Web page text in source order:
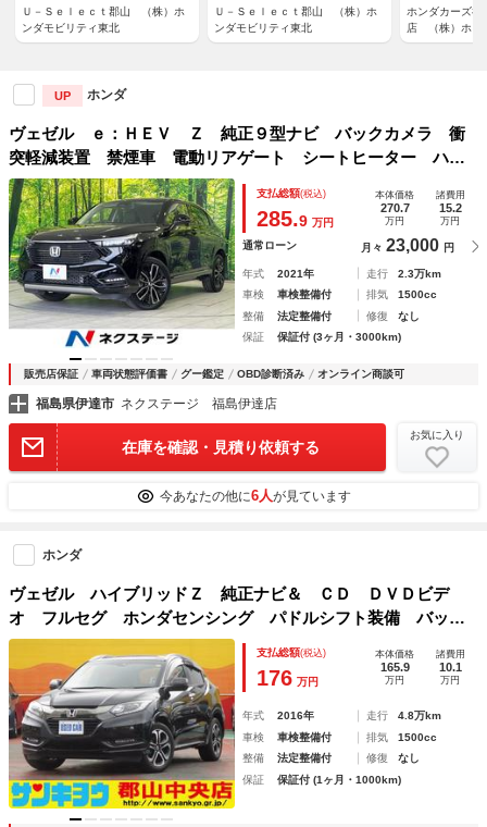
Ｕ－Ｓｅｌｅｃｔ郡山 （株）ホ
ンダモビリティ東北
Ｕ－Ｓｅｌｅｃｔ郡山 （株）ホ
ンダモビリティ東北
ホンダカーズ
店 （株）ホン
UP ホンダ
ヴェゼル ｅ：ＨＥＶ Ｚ 純正９型ナビ バックカメラ 衝
突軽減装置 禁煙車 電動リアゲート シートヒーター ハー
フレザーシート 前後ドラレコ 障害物センサー レーンキー
プ ＬＥＤヘッド ＥＴＣ 純正１８インチＡＷ
支払総額(税込)
285.9 万円
本体価格
270.7
万円
諸費用
15.2
万円
通常ローン 月々 23,000 円
年式 2021年 走行
2.3万km
車検
車検整備付 排気
1500cc
整備
法定整備付 修復
なし
保証
保証付 (3ヶ月・3000km)
販売店保証 車両状態評価書 グー鑑定 OBD診断済み オンライン商談可
福島県伊達市 ネクステージ 福島伊達店
在庫を確認・見積り依頼する
お気に入り
今あなたの他に6人が見ています
ホンダ
ヴェゼル ハイブリッドＺ 純正ナビ＆ ＣＤ ＤＶＤビデ
オ フルセグ ホンダセンシング パドルシフト装備 バック
カメラ＆フロントカメラ ＬＥＤオートライト ハーフレザー
シート フロントシートヒーター クルーズコントロール Ｅ
ＴＣ
支払総額(税込)
176 万円
本体価格
165.9
万円
諸費用
10.1
万円
年式 2016年 走行
4.8万km
車検
車検整備付 排気
1500cc
整備
法定整備付 修復
なし
保証
保証付 (1ヶ月・1000km)